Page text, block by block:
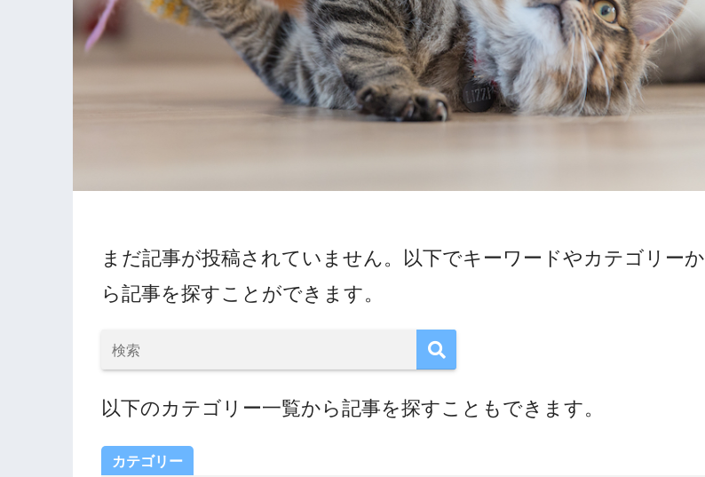
まだ記事が投稿されていません。以下でキーワードやカテゴリーか
ら記事を探すことができます。
以下のカテゴリー一覧から記事を探すこともできます。
カテゴリー